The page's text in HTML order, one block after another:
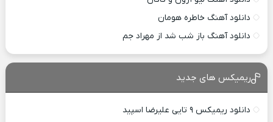
دانلود آهنگ خاطره هومان
دانلود آهنگ باز شب شد از مهراد جم
ریمیکس های جدید
دانلود ریمیکس ۹ تایی علیرضا اسپید